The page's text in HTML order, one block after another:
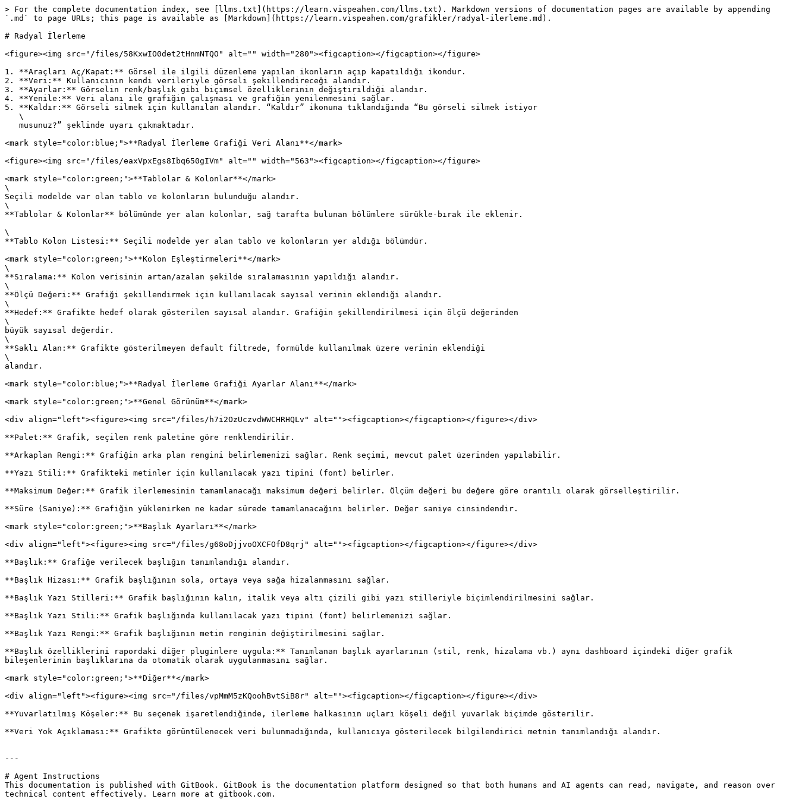
> For the complete documentation index, see [llms.txt](https://learn.vispeahen.com/llms.txt). Markdown versions of documentation pages are available by appending
`.md` to page URLs; this page is available as [Markdown](https://learn.vispeahen.com/grafikler/radyal-ilerleme.md).
# Radyal İlerleme
<figure><img src="/files/58KxwIO0det2tHnmNTQO" alt="" width="280"><figcaption></figcaption></figure>
1. **Araçları Aç/Kapat:** Görsel ile ilgili düzenleme yapılan ikonların açıp kapatıldığı ikondur.
2. **Veri:** Kullanıcının kendi verileriyle görseli şekillendireceği alandır.
3. **Ayarlar:** Görselin renk/başlık gibi biçimsel özelliklerinin değiştirildiği alandır.
4. **Yenile:** Veri alanı ile grafiğin çalışması ve grafiğin yenilenmesini sağlar.
5. **Kaldır:** Görseli silmek için kullanılan alandır. “Kaldır” ikonuna tıklandığında “Bu görseli silmek istiyor
<mark style="color:blue;">**Radyal İlerleme Grafiği Veri Alanı**</mark>
<figure><img src="/files/eaxVpxEgs8Ibq650gIVm" alt="" width="563"><figcaption></figcaption></figure>
<mark style="color:green;">**Tablolar & Kolonlar**</mark>
\
Seçili modelde var olan tablo ve kolonların bulunduğu alandır.
\
**Tablolar & Kolonlar** bölümünde yer alan kolonlar, sağ tarafta bulunan bölümlere sürükle-bırak ile eklenir.
\
**Tablo Kolon Listesi:** Seçili modelde yer alan tablo ve kolonların yer aldığı bölümdür.
<mark style="color:green;">**Kolon Eşleştirmeleri**</mark>
\
**Sıralama:** Kolon verisinin artan/azalan şekilde sıralamasının yapıldığı alandır.
\
**Ölçü Değeri:** Grafiği şekillendirmek için kullanılacak sayısal verinin eklendiği alandır.
\
**Hedef:** Grafikte hedef olarak gösterilen sayısal alandır. Grafiğin şekillendirilmesi için ölçü değerinden
\
büyük sayısal değerdir.
\
**Saklı Alan:** Grafikte gösterilmeyen default filtrede, formülde kullanılmak üzere verinin eklendiği
\
alandır.
<mark style="color:blue;">**Radyal İlerleme Grafiği Ayarlar Alanı**</mark>
<mark style="color:green;">**Genel Görünüm**</mark>
<div align="left"><figure><img src="/files/h7i2OzUczvdWWCHRHQLv" alt=""><figcaption></figcaption></figure></div>
**Palet:** Grafik, seçilen renk paletine göre renklendirilir.
**Arkaplan Rengi:** Grafiğin arka plan rengini belirlemenizi sağlar. Renk seçimi, mevcut palet üzerinden yapılabilir.
**Yazı Stili:** Grafikteki metinler için kullanılacak yazı tipini (font) belirler.
**Maksimum Değer:** Grafik ilerlemesinin tamamlanacağı maksimum değeri belirler. Ölçüm değeri bu değere göre orantılı olarak görselleştirilir.
**Süre (Saniye):** Grafiğin yüklenirken ne kadar sürede tamamlanacağını belirler. Değer saniye cinsindendir.
<mark style="color:green;">**Başlık Ayarları**</mark>
<div align="left"><figure><img src="/files/g68oDjjvoOXCFOfD8qrj" alt=""><figcaption></figcaption></figure></div>
**Başlık:** Grafiğe verilecek başlığın tanımlandığı alandır.
**Başlık Hizası:** Grafik başlığının sola, ortaya veya sağa hizalanmasını sağlar.
**Başlık Yazı Stilleri:** Grafik başlığının kalın, italik veya altı çizili gibi yazı stilleriyle biçimlendirilmesini sağlar.
**Başlık Yazı Stili:** Grafik başlığında kullanılacak yazı tipini (font) belirlemenizi sağlar.
**Başlık Yazı Rengi:** Grafik başlığının metin renginin değiştirilmesini sağlar.
**Başlık özelliklerini rapordaki diğer pluginlere uygula:** Tanımlanan başlık ayarlarının (stil, renk, hizalama vb.) aynı dashboard içindeki diğer grafik
bileşenlerinin başlıklarına da otomatik olarak uygulanmasını sağlar.
<mark style="color:green;">**Diğer**</mark>
<div align="left"><figure><img src="/files/vpMmM5zKQoohBvtSiB8r" alt=""><figcaption></figcaption></figure></div>
**Yuvarlatılmış Köşeler:** Bu seçenek işaretlendiğinde, ilerleme halkasının uçları köşeli değil yuvarlak biçimde gösterilir.
**Veri Yok Açıklaması:** Grafikte görüntülenecek veri bulunmadığında, kullanıcıya gösterilecek bilgilendirici metnin tanımlandığı alandır.
---
# Agent Instructions
This documentation is published with GitBook. GitBook is the documentation platform designed so that both humans and AI agents can read, navigate, and reason over
technical content effectively. Learn more at gitbook.com.